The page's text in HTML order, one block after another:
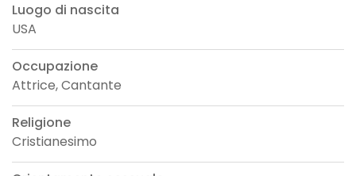
Luogo di nascita
USA
Occupazione
Attrice, Cantante
Religione
Cristianesimo